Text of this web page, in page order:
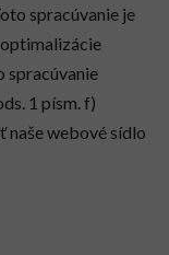
spracúvanie je
spracúvanie
1 písm. f)
naše webové sídlo